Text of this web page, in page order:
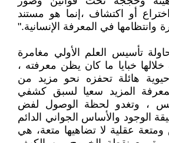
أو اكتشاف ،إنما هو مستند
وانتظامها في المعرفة الإنسانية."
تأسيس العلم الأولي مغامرة
خبايا ما كان يظن معرفته ،
هائلة تحفزه نحو مزيد من
المزيد سعيا لسبق كشفي
، وتغدو لحظة الوصول لفض
الوجود والأساس الجواني الدائم
عقلية لا تضاهيها متعة، هي